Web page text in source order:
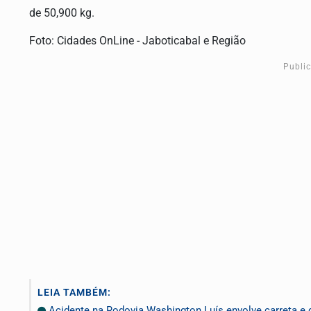
de 50,900 kg.
Foto: Cidades OnLine - Jaboticabal e Região
LEIA TAMBÉM: